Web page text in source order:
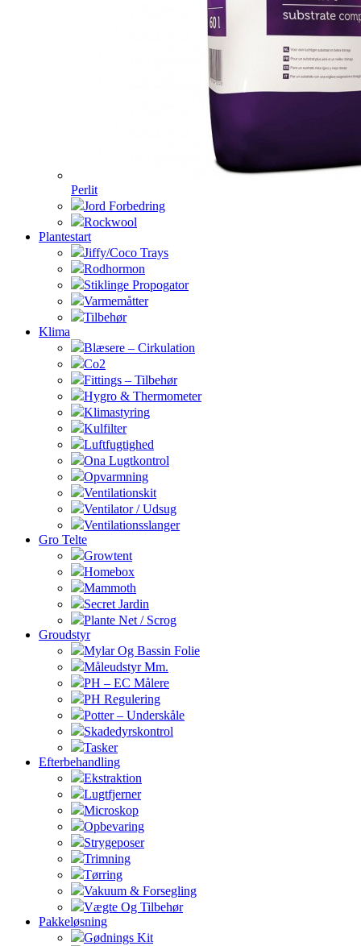
Perlit
Jord Forbedring
Rockwool
Plantestart
Jiffy/Coco Trays
Rodhormon
Stiklinge Propogator
Varmemåtter
Tilbehør
Klima
Blæsere – Cirkulation
Co2
Fittings – Tilbehør
Hygro & Thermometer
Klimastyring
Kulfilter
Luftfugtighed
Ona Lugtkontrol
Opvarmning
Ventilationskit
Ventilator / Udsug
Ventilationsslanger
Gro Telte
Growtent
Homebox
Mammoth
Secret Jardin
Plante Net / Scrog
Groudstyr
Mylar Og Bassin Folie
Måleudstyr Mm.
PH – EC Målere
PH Regulering
Potter – Underskåle
Skadedyrskontrol
Tasker
Efterbehandling
Ekstraktion
Lugtfjerner
Microskop
Opbevaring
Strygeposer
Trimning
Tørring
Vakuum & Forsegling
Vægte Og Tilbehør
Pakkeløsning
Gødnings Kit